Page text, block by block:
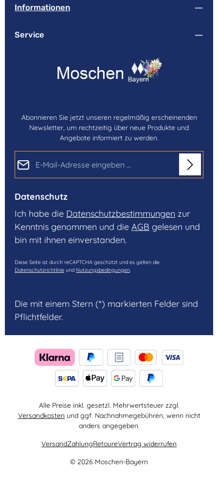
Informationen
Service
Abonnieren Sie jetzt unseren regelmäßig erscheinenden
Newsletter, um rechtzeitig über neue Produkte und
Angebote informiert zu werden.
Datenschutz
Ich habe die Datenschutzbestimmungen zur
Kenntnis genommen und die AGB gelesen und
bin mit ihnen einverstanden.
Diese Seite ist durch reCAPTCHA geschützt und es gelten die
Datenschutzrichtlinie und Nutzungsbedingungen.
Die mit einem Stern (*) markierten Felder sind
Pflichtfelder.
Alle Preise inkl. gesetzl. Mehrwertsteuer zzgl.
Versandkosten und ggf. Nachnahmegebühren, wenn nicht
anders angegeben.
© 2026 Moschen-Bayern
VersandZahlungRetoureVertrag widerrufen